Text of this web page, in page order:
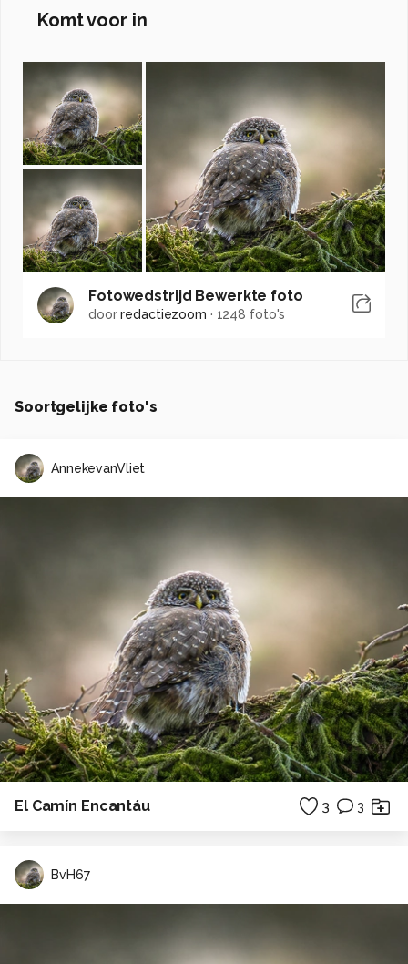
Komt voor in
Fotowedstrijd Bewerkte foto
doorredactiezoom · 1248 foto's
Soortgelijke foto's
AnnekevanVliet
El Camín Encantáu 3 3
BvH67